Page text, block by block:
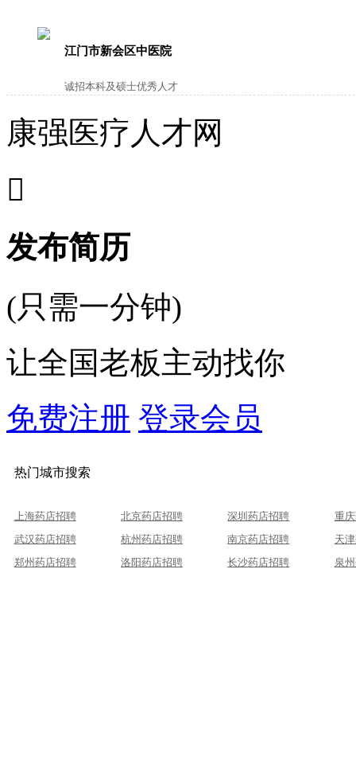
江门市新会区中医院
诚招本科及硕士优秀人才
康强医疗人才网

发布简历
(只需一分钟)
让全国老板主动找你
免费注册 登录会员
热门城市搜索
上海药店招聘 北京药店招聘 深圳药店招聘
重
武汉药店招聘
杭州药店招聘 南京药店招聘
天
郑州药店招聘
洛阳药店招聘 长沙药店招聘 泉